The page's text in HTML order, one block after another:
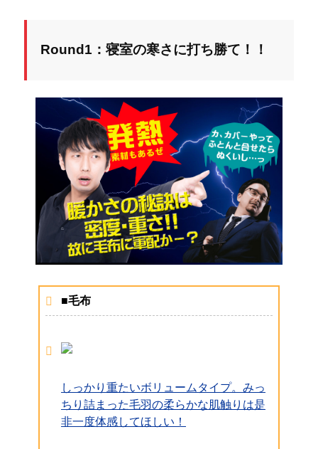
Round1：寝室の寒さに打ち勝て！！
■毛布
しっかり重たいボリュームタイプ。みっ
ちり詰まった毛羽の柔らかな肌触りは是
非一度体感してほしい！